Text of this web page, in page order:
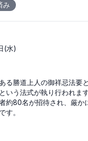
み
(水)
る勝道上人の御祥忌法要
いう法式が執り行われま
約80名が招待され、厳
す。